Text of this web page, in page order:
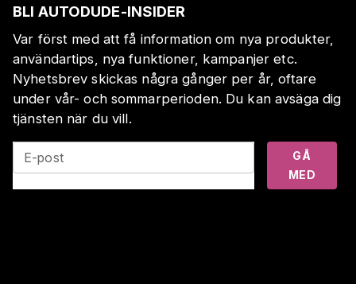
BLI AUTODUDE-INSIDER
Var först med att få information om nya produkter,
användartips, nya funktioner, kampanjer etc.
Nyhetsbrev skickas några gånger per år, oftare
under vår- och sommarperioden. Du kan avsäga dig
tjänsten när du vill.
E-post
GÅ
MED